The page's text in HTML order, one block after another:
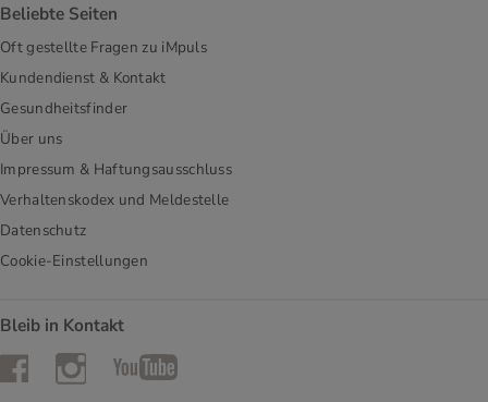
Beliebte Seiten
Oft gestellte Fragen zu iMpuls
Kundendienst & Kontakt
Gesundheitsfinder
Über uns
Impressum & Haftungsausschluss
Verhaltenskodex und Meldestelle
Datenschutz
Cookie-Einstellungen
Bleib in Kontakt
FacebookInstagramYouTube